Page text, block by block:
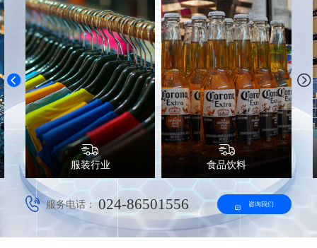
服装行业 食品饮料
服务电话： 024-86501556 咨询我们